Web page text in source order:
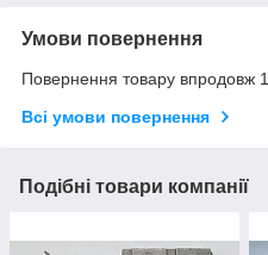
Умови повернення
Повернення товару впродовж
Всі умови повернення
Подібні товари компанії